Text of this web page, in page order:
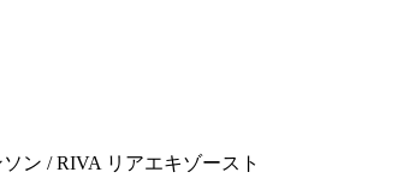
ン / RIVA リアエキゾースト